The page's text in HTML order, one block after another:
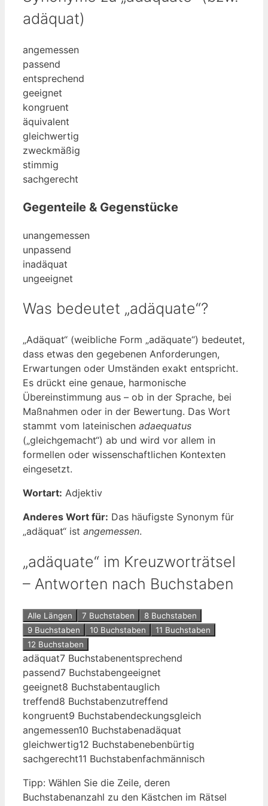
adäquat)
angemessen
passend
entsprechend
geeignet
kongruent
äquivalent
gleichwertig
zweckmäßig
stimmig
sachgerecht
Gegenteile & Gegenstücke
unangemessen
unpassend
inadäquat
ungeeignet
Was bedeutet „adäquate“?
„Adäquat“ (weibliche Form „adäquate“) bedeutet,
dass etwas den gegebenen Anforderungen,
Erwartungen oder Umständen exakt entspricht.
Es drückt eine genaue, harmonische
Übereinstimmung aus – ob in der Sprache, bei
Maßnahmen oder in der Bewertung. Das Wort
stammt vom lateinischen adaequatus
(„gleichgemacht“) ab und wird vor allem in
formellen oder wissenschaftlichen Kontexten
eingesetzt.
Wortart: Adjektiv
Anderes Wort für: Das häufigste Synonym für
„adäquat“ ist angemessen.
„adäquate“ im Kreuzworträtsel
– Antworten nach Buchstaben
Alle Längen 7 Buchstaben
8 Buchstaben
9 Buchstaben
10 Buchstaben
11 Buchstaben
12 Buchstaben
adäquat7 Buchstabenentsprechend
passend7 Buchstabengeeignet
geeignet8 Buchstabentauglich
treffend8 Buchstabenzutreffend
kongruent9 Buchstabendeckungsgleich
angemessen10 Buchstabenadäquat
gleichwertig12 Buchstabenebenbürtig
sachgerecht11 Buchstabenfachmännisch
Tipp: Wählen Sie die Zeile, deren
Buchstabenanzahl zu den Kästchen im Rätsel